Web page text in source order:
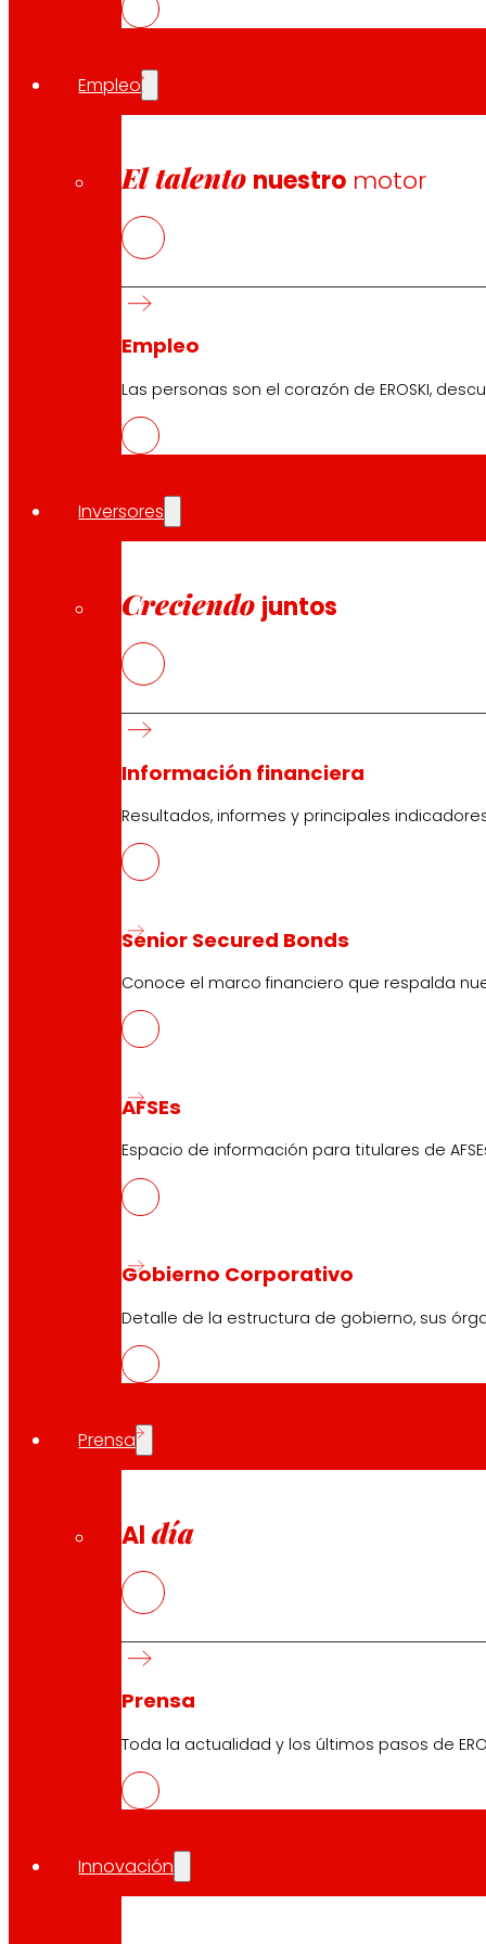
Empleo
El talento nuestro motor
Empleo
Las personas son el corazón de EROSKI,
Inversores
Creciendo juntos
Información financiera
Resultados, informes y principales
Senior Secured Bonds
Conoce el marco financiero que respalda
AFSEs
Espacio de información para titulares de
Gobierno Corporativo
Detalle de la estructura de gobierno, sus
Prensa
Al día
Prensa
Toda la actualidad y los últimos pasos de
Innovación
EROSKI participa en la Feria del Libro y Disco Vasco
décadas. También ha colaborado con las principales
alimentarios saludables entre los escolares y las